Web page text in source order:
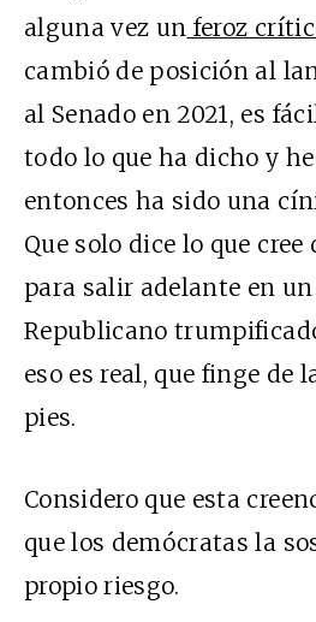
alguna vez un feroz
cambió de posición al
al Senado en 2021, es
todo lo que ha dicho y
entonces ha sido una
Que solo dice lo que cree
para salir adelante en
Republicano
eso es real, que finge de
pies.
Considero que esta
que los demócratas la
propio riesgo.